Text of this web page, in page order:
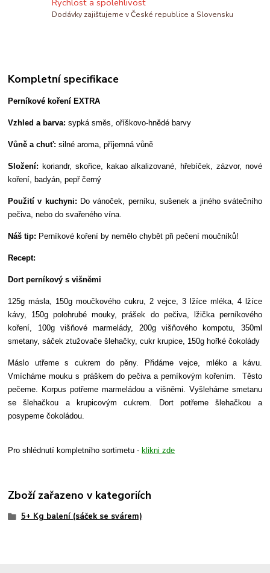
Rychlost a spolehlivost
Dodávky zajišťujeme v České republice a Slovensku
Kompletní specifikace
Perníkové koření EXTRA
Vzhled a barva: sypká směs, oříškovo-hnědé barvy
Vůně a chuť: silné aroma, příjemná vůně
Složení: koriandr, skořice, kakao alkalizované, hřebíček, zázvor, nové
koření, badyán, pepř černý
Použití v kuchyni: Do vánoček, perníku, sušenek a jiného svátečního
pečiva, nebo do svařeného vína.
Náš tip: Perníkové koření by nemělo chybět při pečení moučníků!
Recept:
Dort perníkový s višněmi
125g másla, 150g moučkového cukru, 2 vejce, 3 lžíce mléka, 4 lžíce
kávy, 150g polohrubé mouky, prášek do pečiva, lžička perníkového
koření, 100g višňové marmelády, 200g višňového kompotu, 350ml
smetany, sáček ztužovače šlehačky, cukr krupice, 150g hořké čokolády
Máslo utřeme s cukrem do pěny. Přidáme vejce, mléko a kávu.
Vmícháme mouku s práškem do pečiva a perníkovým kořením. Těsto
pečeme. Korpus potřeme marmeládou a višněmi. Vyšleháme smetanu
se šlehačkou a krupicovým cukrem. Dort potřeme šlehačkou a
posypeme čokoládou.
Pro shlédnutí kompletního sortimetu - klikni zde
Zboží zařazeno v kategoriích
5+ Kg balení (sáček se svárem)